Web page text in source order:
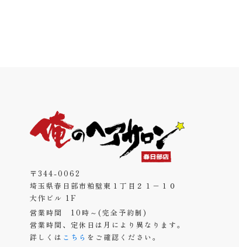
〒344-0062
埼玉県春日部市粕壁東１丁目２１−１０
大作ビル 1F
営業時間 10時～(完全予約制)
営業時間、定休日は月により異なります。
詳しくは こちら をご確認ください。